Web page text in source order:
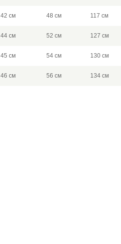
42 см 48 см 117 см
44 см 52 см 127 см
45 см 54 см 130 см
46 см 56 см 134 см